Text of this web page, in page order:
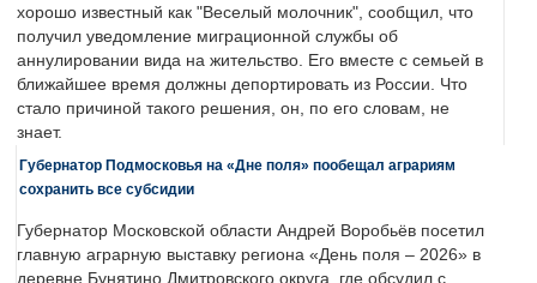
хорошо известный как "Веселый молочник", сообщил, что
получил уведомление миграционной службы об
аннулировании вида на жительство. Его вместе с семьей в
ближайшее время должны депортировать из России. Что
стало причиной такого решения, он, по его словам, не
знает.
Губернатор Подмосковья на «Дне поля» пообещал аграриям
сохранить все субсидии
Губернатор Московской области Андрей Воробьёв посетил
главную аграрную выставку региона «День поля – 2026» в
деревне Бунятино Дмитровского округа, где обсудил с